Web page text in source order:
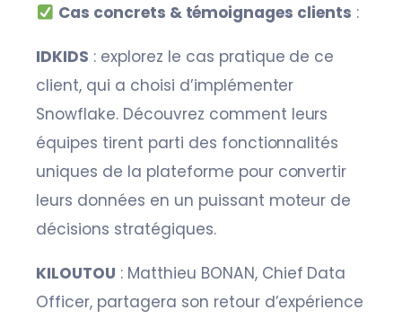
Cas concrets & témoignages clients :
IDKIDS : explorez le cas pratique de ce
client, qui a choisi d’implémenter
Snowflake. Découvrez comment leurs
équipes tirent parti des fonctionnalités
uniques de la plateforme pour convertir
leurs données en un puissant moteur de
décisions stratégiques.
KILOUTOU : Matthieu BONAN, Chief Data
Officer, partagera son retour d’expérience